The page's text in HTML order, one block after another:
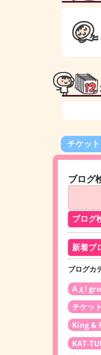
チケット
ブログ
新着ブ
ブログカ
Aぇ!
チケッ
King &
KAT-